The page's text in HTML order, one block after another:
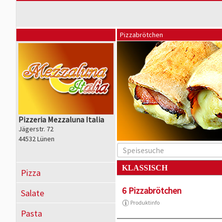
Pizzeria Mezzaluna Italia
Jägerstr. 72
44532 Lünen
Pizza
Salate
Pasta
Pizzabrötchen
KLASSISCH
6 Pizzabrötchen
Produktinfo